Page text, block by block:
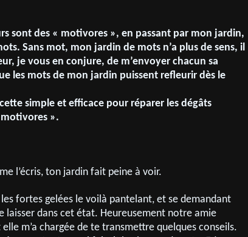
sont des « motivores », en passant par mon jardin,
Sans mot, mon jardin de mots n’a plus de sens, il
je vous en conjure, de m’envoyer chacun sa
les mots de mon jardin puissent refleurir dès le
simple et efficace pour réparer les dégâts
».
l’écris, ton jardin fait peine à voir.
fortes gelées le voilà pantelant, et se demandant
laisser dans cet état. Heureusement notre amie
m’a chargée de te transmettre quelques conseils.